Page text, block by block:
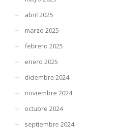
abril 2025
marzo 2025
febrero 2025
enero 2025
diciembre 2024
noviembre 2024
octubre 2024
septiembre 2024